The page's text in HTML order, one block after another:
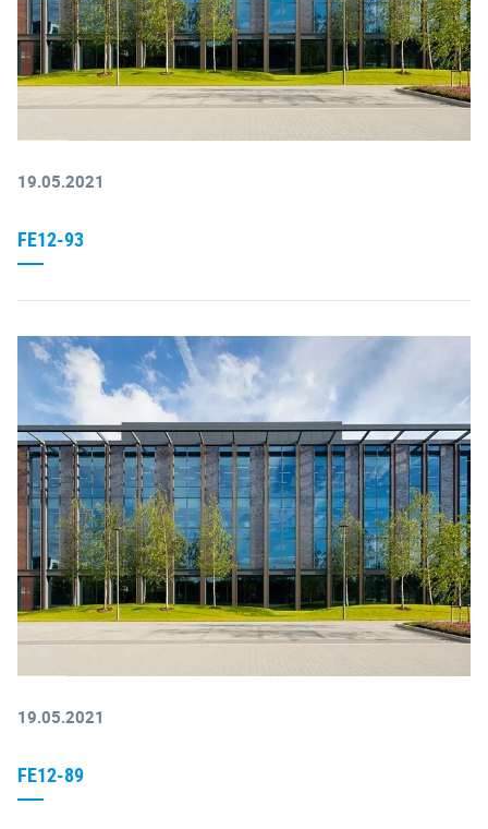
19.05.2021
FE12-93
19.05.2021
FE12-89